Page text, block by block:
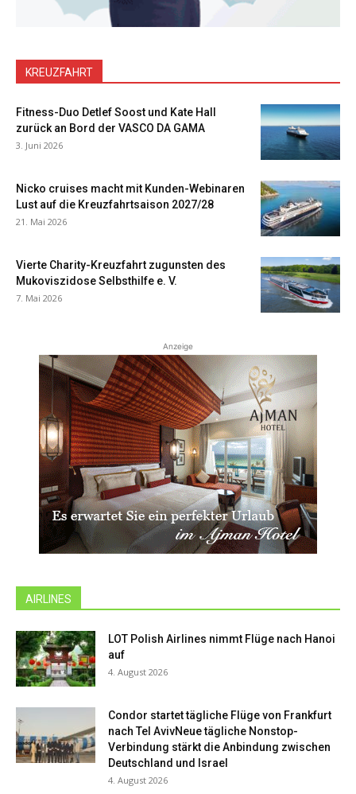
KREUZFAHRT
Fitness-Duo Detlef Soost und Kate Hall
zurück an Bord der VASCO DA GAMA
3. Juni 2026
Nicko cruises macht mit Kunden-Webinaren
Lust auf die Kreuzfahrtsaison 2027/28
21. Mai 2026
Vierte Charity-Kreuzfahrt zugunsten des
Mukoviszidose Selbsthilfe e. V.
7. Mai 2026
Anzeige
AIRLINES
LOT Polish Airlines nimmt Flüge nach Hanoi
auf
4. August 2026
Condor startet tägliche Flüge von Frankfurt
nach Tel AvivNeue tägliche Nonstop-
Verbindung stärkt die Anbindung zwischen
Deutschland und Israel
4. August 2026